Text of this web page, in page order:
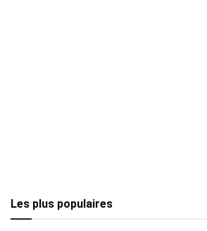
Les plus populaires